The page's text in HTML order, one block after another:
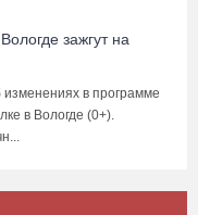
зажгут на
в программе
в Вологде (0+).